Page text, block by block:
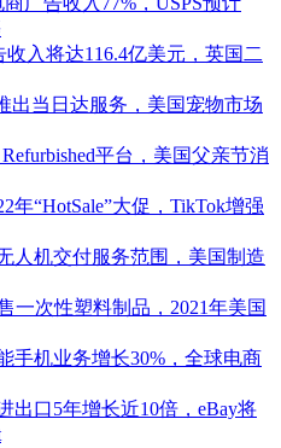
入将达116.4亿美元，英国二
出当日达服务，美国宠物市场
平台，美国⽗亲节消
年“HotSale”大促，TikTok增强
人机交付服务范围，美国制造
一次性塑料制品，2021年美国
手机业务增长30%，全球电商
出口5年增长近10倍，eBay将